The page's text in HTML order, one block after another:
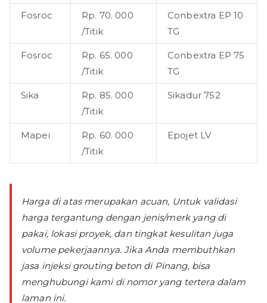
Fosroc
Rp. 70. 000
/Titik
Conbextra EP 10
TG
Fosroc
Rp. 65. 000
/Titik
Conbextra EP 75
TG
Sika
Rp. 85. 000
/Titik
Sikadur 752
Mapei
Rp. 60. 000
/Titik
Epojet LV
Harga di atas merupakan acuan, Untuk validasi
harga tergantung dengan jenis/merk yang di
pakai, lokasi proyek, dan tingkat kesulitan juga
volume pekerjaannya. Jika Anda membuthkan
jasa injeksi grouting beton di Pinang, bisa
menghubungi kami di nomor yang tertera dalam
laman ini.